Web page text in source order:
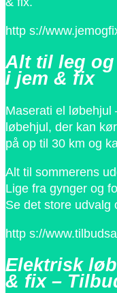
http s://
Alt til leg
i jem & fix
Maserati el løbehjul
løbehjul, der kan
på op til 30 km og
Alt til sommerens
Lige fra gynger og
Se det store udvalg
http s://
Elektrisk
& fix –